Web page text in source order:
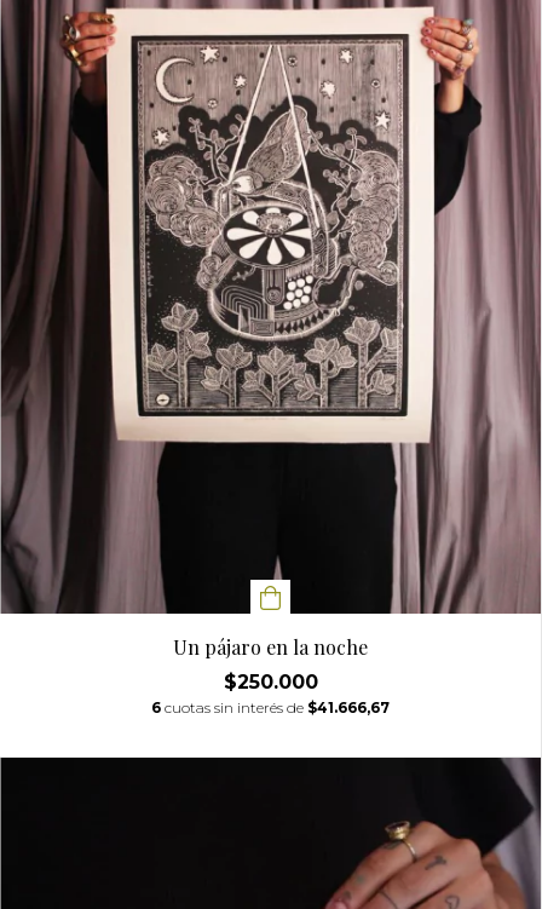
Un pájaro en la noche
$250.000
6 cuotas sin interés de $41.666,67